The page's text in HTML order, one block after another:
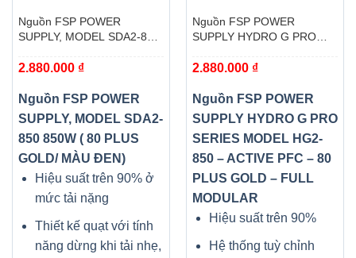
Nguồn FSP POWER
SUPPLY, MODEL SDA2-850
MÀU ĐEN)
2.880.000 ₫
Nguồn FSP POWER
SUPPLY, MODEL SDA2-
850 850W ( 80 PLUS
GOLD/ MÀU ĐEN)
Hiệu suất trên 90% ở
mức tải nặng
Thiết kế quạt với tính
năng dừng khi tải nhẹ,
Nguồn FSP POWER
SUPPLY HYDRO G PRO
ACTIVE PFC – 80 PLUS
2.880.000 ₫
Nguồn FSP POWER
SUPPLY HYDRO G PRO
SERIES MODEL HG2-
850 – ACTIVE PFC – 80
PLUS GOLD – FULL
MODULAR
Hiệu suất trên 90%
Hệ thống tuỳ chỉnh